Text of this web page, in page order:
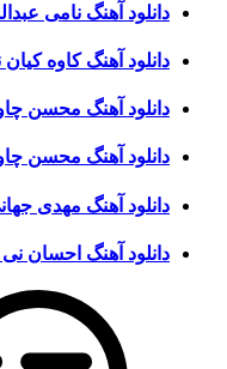
دانلود آهنگ نامی
دانلود آهنگ کاوه
دانلود آهنگ محسن
دانلود آهنگ محسن
دانلود آهنگ مهدی
دانلود آهنگ احسان